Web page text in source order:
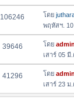
106246 โดย
พฤหัสฯ. 10
39646 โดย admin
เสาร์ 05 มี
41296 โดย admin
เสาร์ 23 ม